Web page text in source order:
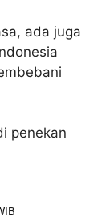
ada juga
penekan